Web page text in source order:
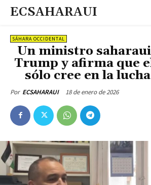
ECSAHARAUI
SÁHARA OCCIDENTAL
Un ministro
Trump y afirma que
sólo cree en la
Por ECSAHARAUI 18 de enero de 2026